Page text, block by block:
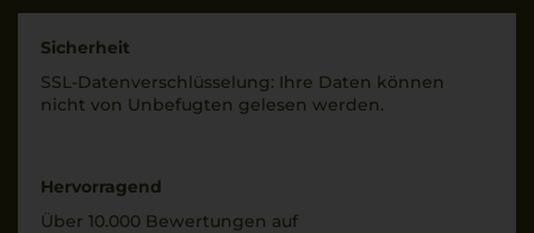
Sicherheit
SSL-Daten­verschlüs­selung: Ihre Daten können
nicht von Unbe­fugten gelesen werden.
Hervorragend
Über 10.000 Bewertungen auf